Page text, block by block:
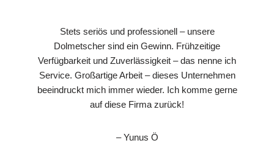
Stets seriös und professionell – unsere
Dolmetscher sind ein Gewinn. Frühzeitige
Verfügbarkeit und Zuverlässigkeit – das nenne ich
Service. Großartige Arbeit – dieses Unternehmen
beeindruckt mich immer wieder. Ich komme gerne
auf diese Firma zurück!
– Yunus Ö